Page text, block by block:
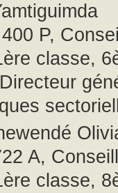
P,
classe,
A,
classe,